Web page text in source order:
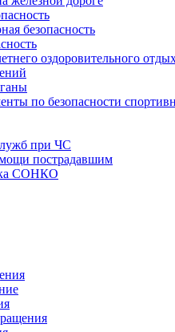
безопасность
оздоровительного
по безопасности
при ЧС
пострадавшим
СОНКО